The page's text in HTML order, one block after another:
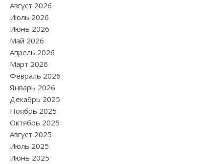
Август 2026
Июль 2026
Июнь 2026
Май 2026
Апрель 2026
Март 2026
Февраль 2026
Январь 2026
Декабрь 2025
Ноябрь 2025
Октябрь 2025
Август 2025
Июль 2025
Июнь 2025